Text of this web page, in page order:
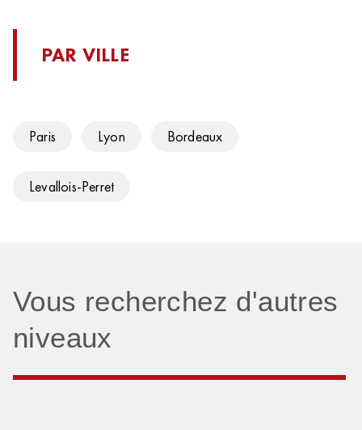
PAR VILLE
Paris Lyon Bordeaux
Levallois-Perret
Vous recherchez d'autres
niveaux